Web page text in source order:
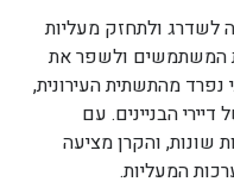
לשדרג ולתחזק מעליות
המשתמשים ולשפר את
מהתשתית העירונית,
הבניינים. עם
שונות, והקרן מציעה
המעליות.